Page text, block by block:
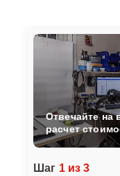
Шаг 1 из 3
Отвечайте на
расчет